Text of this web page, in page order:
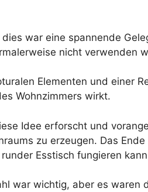
war eine spannende
nicht verwenden
Elementen und einer
Wohnzimmers wirkt.
Idee erforscht und
zu erzeugen. Das
Esstisch fungieren
war wichtig, aber es waren